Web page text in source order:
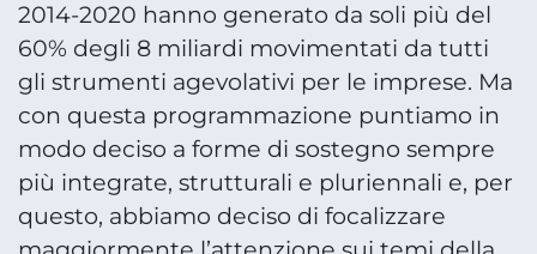
2014-2020 hanno generato da soli più del
60% degli 8 miliardi movimentati da tutti
gli strumenti agevolativi per le imprese. Ma
con questa programmazione puntiamo in
modo deciso a forme di sostegno sempre
più integrate, strutturali e pluriennali e, per
questo, abbiamo deciso di focalizzare